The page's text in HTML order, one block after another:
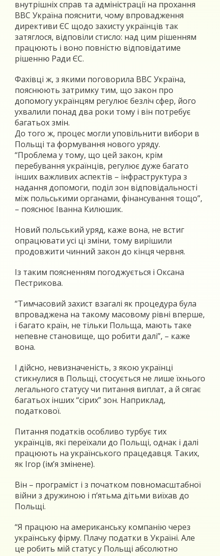
внутрішніх справ та адміністрації на прохання
ВВС Україна пояснити, чому впровадження
директиви ЄС щодо захисту українців так
затяглося, відповіли стисло: над цим рішенням
працюють і воно повністю відповідатиме
рішенню Ради ЄС.
Фахівці ж, з якими поговорила ВВС Україна,
пояснюють затримку тим, що закон про
допомогу українцям регулює безліч сфер, його
ухвалили понад два роки тому і він потребує
багатьох змін.
До того ж, процес могли уповільнити вибори в
Польщі та формування нового уряду.
“Проблема у тому, що цей закон, крім
перебування українців, регулює дуже багато
інших важливих аспектів – інфраструктура з
надання допомоги, поділ зон відповідальності
між польськими органами, фінансування тощо”,
– пояснює Іванна Килюшик.
Новий польський уряд, каже вона, не встиг
опрацювати усі ці зміни, тому вирішили
продовжити чинний закон до кінця червня.
Із таким поясненням погоджується і Оксана
Пестрикова.
“Тимчасовий захист взагалі як процедура була
впроваджена на такому масовому рівні вперше,
і багато країн, не тільки Польща, мають таке
непевне становище, що робити далі”, – каже
вона.
І дійсно, невизначеність, з якою українці
стикнулися в Польщі, стосується не лише їхнього
легального статусу чи питання виплат, а й сягає
багатьох інших “сірих” зон. Наприклад,
податкової.
Питання податків особливо турбує тих
українців, які переїхали до Польщі, однак і далі
працюють на українського працедавця. Таких,
як Ігор (ім’я змінене).
Він – програміст і з початком повномасштабної
війни з дружиною і п’ятьма дітьми виїхав до
Польщі.
“Я працюю на американську компанію через
українську фірму. Плачу податки в Україні. Але
це робить мій статус у Польщі абсолютно